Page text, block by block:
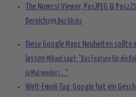
The Nomssi Viewer, PasJPEG &
Bereich199.842 klicks
Diese Google Maps Neuheiten
lassen Mihael sagt: "Das Feature für die
ja Mal wieder i ..."
Welt-Emoji-Tag: Google hat ein